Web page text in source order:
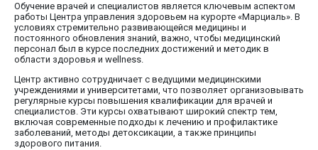
Обучение врачей и специалистов является ключевым аспектом
работы Центра управления здоровьем на курорте «Марциаль». В
условиях стремительно развивающейся медицины и
постоянного обновления знаний, важно, чтобы медицинский
персонал был в курсе последних достижений и методик в
области здоровья и wellness.
Центр активно сотрудничает с ведущими медицинскими
учреждениями и университетами, что позволяет организовывать
регулярные курсы повышения квалификации для врачей и
специалистов. Эти курсы охватывают широкий спектр тем,
включая современные подходы к лечению и профилактике
заболеваний, методы детоксикации, а также принципы
здорового питания.